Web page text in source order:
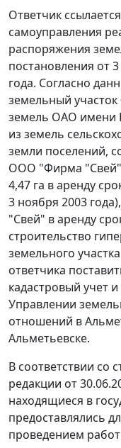
Ответчик
самоуправления
распоряжения
постановления от
года. Согласно
земельный участок
земель ОАО имени
из земель
земли поселений,
ООО "Фирма "Свей"
4,47 га в аренду
3 ноября 2003
"Свей" в аренду
строительство
земельного
ответчика
кадастровый учет
Управлении
отношений в
Альметьевске.
В соответствии со
редакции от
находящиеся в
предоставлялись
проведением